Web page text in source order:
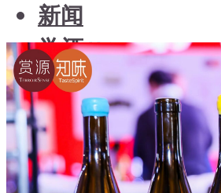
新闻
学酒
基础知识
品种
年份
酒具周边
知味荐酒
新闻
学酒
基础知识
品种